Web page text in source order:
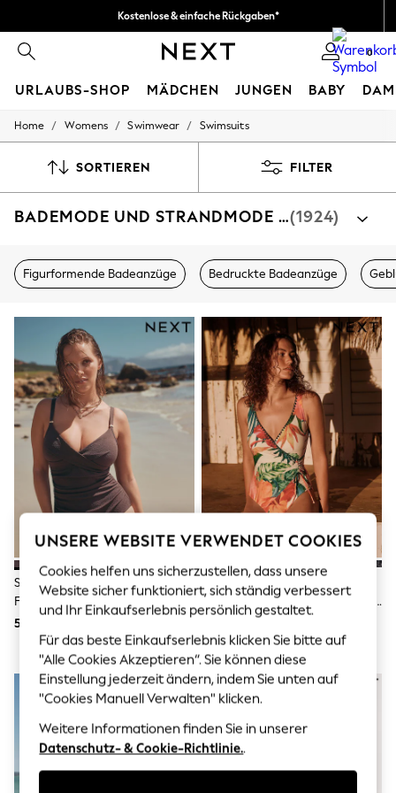
Kostenlose & einfache Rückgaben*
0
URLAUBS-SHOP MÄDCHEN JUNGEN BABY
HOLIDAY SHOP
All Swimwear
Beach Dresses & Kaftans
Sliders
Jumpsuits & Playsuits
Sandals
Shorts
Trousers
Sun Hats & Caps
T-Shirts & Vests
Men's Holiday Shop
All Swimwear
Accessories
Bags & Luggage
Footwear
Hats
Linen Collection
Loafers
Polo Shirts
Sandals & Flipflops
Shirts
Shorts
T-Shirts
Vests
Boys Holiday Shop
All Swimwear
Ponchos & Toweling sets
Sun Hats & Caps
Polo Shirts
Rash Vests
Sandals & Sliders
Shirts
Shorts
Home / Womens / Swimwear / Swimsuits
SORTIEREN FILTER
BADEMODE UND STRANDMODE FÜR DAMEN(1924)
Figurformende Badeanzüge Bedruckte Badeanzüge
Schokoladenbraun Strukturiert -
Figurformender Badeanzug
50 €
Rot/Cream Tropisch Floral -
Bauchformender Badeanzug Mit
Seitlicher Raffung
UNSERE WEBSITE VERWENDET COOKIES
Cookies helfen uns sicherzustellen, dass unsere
Website sicher funktioniert, sich ständig verbessert
und Ihr Einkaufserlebnis persönlich gestaltet.
Für das beste Einkaufserlebnis klicken Sie bitte auf
"Alle Cookies Akzeptieren“. Sie können diese
Einstellung jederzeit ändern, indem Sie unten auf
"Cookies Manuell Verwalten" klicken.
Weitere Informationen finden Sie in unserer
Datenschutz- & Cookie-Richtlinie..